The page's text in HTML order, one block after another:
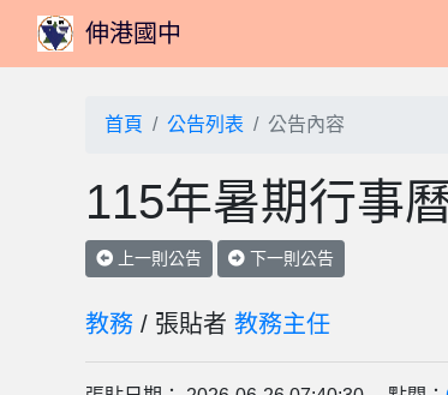
伸港國中
首頁 公告列表 公告內容
115年暑期行事
上一則公告 下一則公告
教務 / 張貼者 教務主任